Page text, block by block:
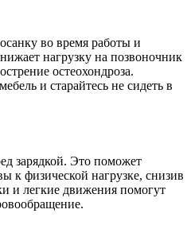
во время работы и
нагрузку на позвоночник
остеохондроза.
и старайтесь не сидеть в
зарядкой. Это поможет
к физической нагрузке, снизив
и легкие движения помогут